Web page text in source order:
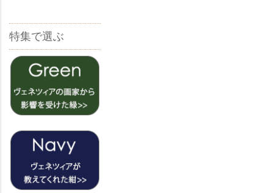
特集で選ぶ